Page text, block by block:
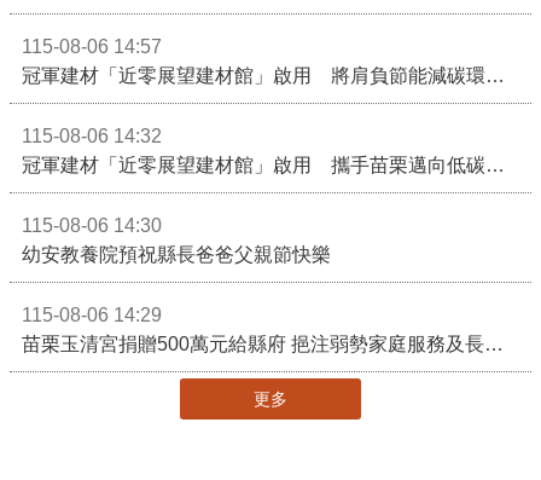
115-08-06 14:57
冠軍建材「近零展望建材館」啟用 將肩負節能減碳環境教育重任
115-08-06 14:32
冠軍建材「近零展望建材館」啟用 攜手苗栗邁向低碳建築新未來
115-08-06 14:30
幼安教養院預祝縣長爸爸父親節快樂
115-08-06 14:29
苗栗玉清宮捐贈500萬元給縣府 挹注弱勢家庭服務及長照醫療資源
更多